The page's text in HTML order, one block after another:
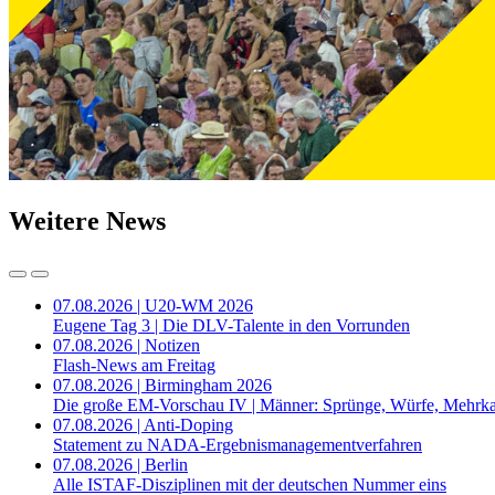
Weitere News
07.08.2026 | U20-WM 2026
Eugene Tag 3 | Die DLV-Talente in den Vorrunden
07.08.2026 | Notizen
Flash-News am Freitag
07.08.2026 | Birmingham 2026
Die große EM-Vorschau IV | Männer: Sprünge, Würfe,
07.08.2026 | Anti-Doping
Statement zu NADA-Ergebnismanagementverfahren
07.08.2026 | Berlin
Alle ISTAF-Disziplinen mit der deutschen Nummer eins